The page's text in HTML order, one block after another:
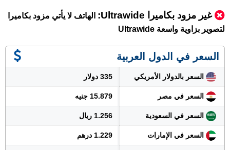
غير مزود بكاميرا Ultrawide:
الهاتف لا يأتي مزود بكاميرا
لتصوير بزاوية واسعة Ultrawide
السعر في الدول العربية
السعر بالدولار الأمريكي 335 دولار
السعر في مصر 15.879 جنيه
السعر في السعودية 1.256 ريال
السعر في الإمارات 1.229 درهم